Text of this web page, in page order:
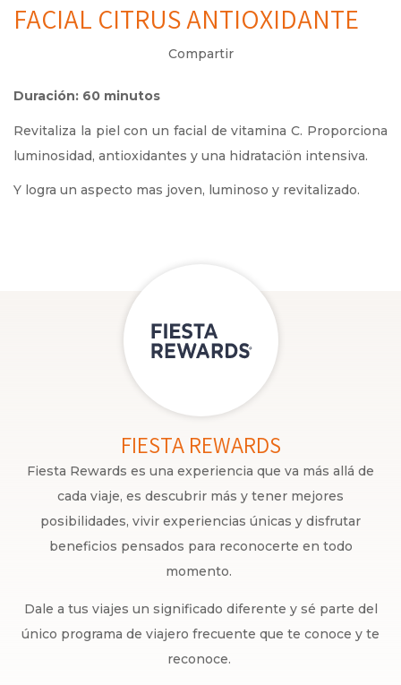
FACIAL CITRUS ANTIOXIDANTE
Compartir
Duración: 60 minutos
Revitaliza la piel con un facial de vitamina C. Proporciona
luminosidad, antioxidantes y una hidrataciön intensiva.
Y logra un aspecto mas joven, luminoso y revitalizado.
FIESTA REWARDS
Fiesta Rewards es una experiencia que va más allá de
cada viaje, es descubrir más y tener mejores
posibilidades, vivir experiencias únicas y disfrutar
beneficios pensados para reconocerte en todo
momento.
Dale a tus viajes un significado diferente y sé parte del
único programa de viajero frecuente que te conoce y te
reconoce.